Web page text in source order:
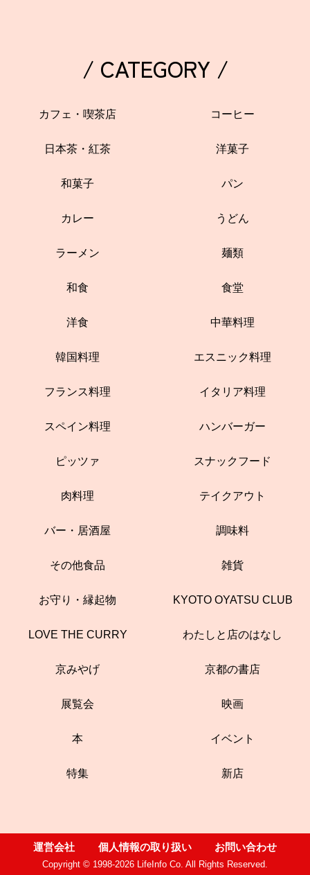
/ CATEGORY /
カフェ・喫茶店 コーヒー
日本茶・紅茶 洋菓子
和菓子 パン
カレー うどん
ラーメン 麺類
和食 食堂
洋食 中華料理
韓国料理 エスニック料理
フランス料理 イタリア料理
スペイン料理 ハンバーガー
ピッツァ スナックフード
肉料理 テイクアウト
バー・居酒屋 調味料
その他食品 雑貨
お守り・縁起物 KYOTO OYATSU CLUB
LOVE THE CURRY わたしと店のはなし
京みやげ 京都の書店
展覧会 映画
本 イベント
特集 新店
運営会社 個人情報の取り扱い お問い合わせ
Copyright © 1998-2026 LifeInfo Co. All Rights Reserved.